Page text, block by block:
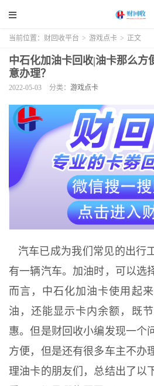
当前位置： 财回收平台 > 游戏点卡 > 正文
中石化加油卡回收|油卡那么方
意办理？
2022-05-03 分类： 游戏点卡
汽车已成为我们常见的出行
有一辆汽车。加油时，可以选
而言，中石化加油卡使用起
油，还能显示卡内余额，既
惠。但是财回收小编发现一个
方便，但是还有很多车主不办
理油卡的朋友们，总结出了以